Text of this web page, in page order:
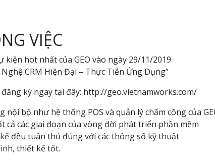
VIỆC
hot nhất của GEO vào ngày 29/11/2019
CRM Hiện Đại – Thực Tiễn Ứng Dụng”
ký ngay tại đây: http://geo.vietnamworks.com/
nội bộ như hệ thống POS và quản lý chấm công của
các giai đoạn của vòng đời phát triển phần mềm
đều tuân thủ đúng với các thông số kỹ thuật
thiết kế tốt.